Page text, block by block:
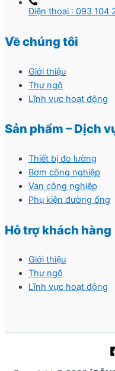
Điện thoại : 093 104
Về chúng tôi
Giới thiệu
Thư ngõ
Lĩnh vực hoạt động
Sản phẩm – Dịch
Thiết bị đo lường
Bơm công nghiệp
Van công nghiêp
Phụ kiện đường ống
Hỗ trợ khách hàng
Giới thiệu
Thư ngõ
Lĩnh vực hoạt động